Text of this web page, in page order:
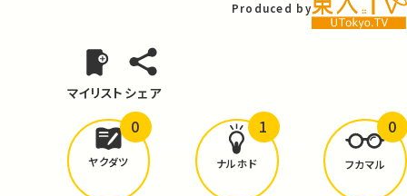
Produced by
マイリスト シェア
どんな学びがありましたか？
ヤクダツ
0
ナルホド
1
フカマル
0